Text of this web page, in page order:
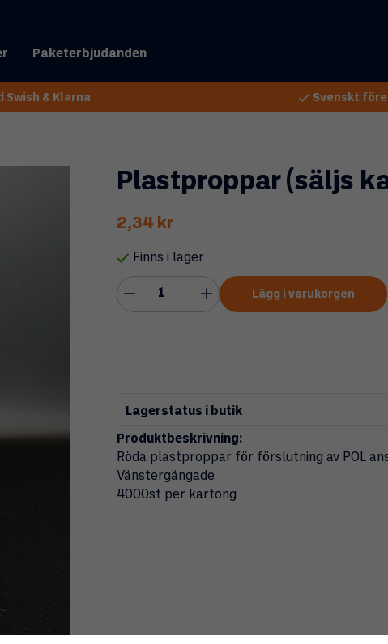
Paketerbjudanden
& Klarna Svenskt
Plastproppar (säljs
2,34 kr
Finns i lager
Lägg i varukorgen
Lagerstatus i butik
Produktbeskrivning:
Röda plastproppar för förslutning av POL
Vänstergängade
4000st per kartong